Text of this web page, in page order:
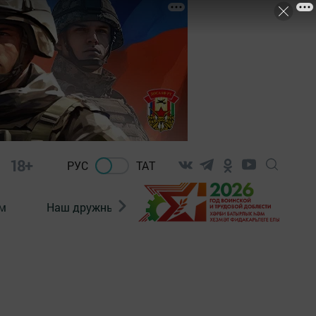
18+ РУС ТАТ
Наш дружный коллектив Документы